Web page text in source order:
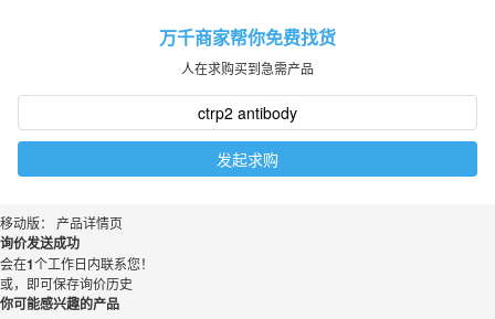
万千商家帮你免费找货
人在求购买到急需产品
发起求购
移动版： 产品详情页
询价发送成功
会在1个工作日内联系您！
或，即可保存询价历史
你可能感兴趣的产品